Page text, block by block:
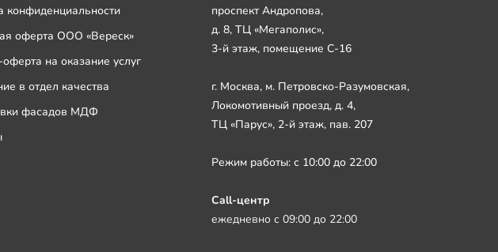
конфиденциальности
оферта ООО «Вереск»
на оказание услуг
в отдел качества
фасадов МДФ
проспект Андропова,
д. 8, ТЦ «Мегаполис»,
3-й этаж, помещение С-16
г. Москва, м. Петровско-Разумовская,
Локомотивный проезд, д. 4,
ТЦ «Парус», 2-й этаж, пав. 207
Режим работы: с 10:00 до 22:00
Call-центр
ежедневно с 09:00 до 22:00